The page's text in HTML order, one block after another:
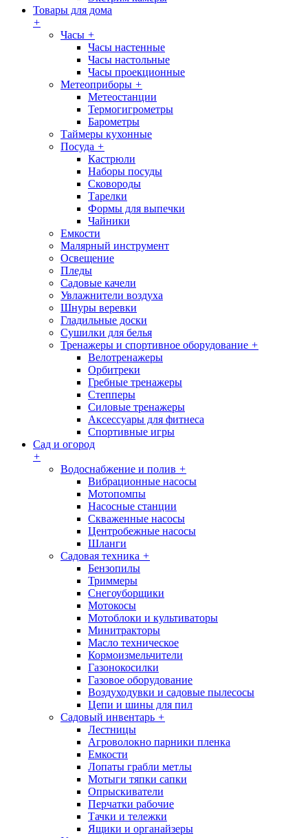
Товары для дома
+
Часы +
Часы настенные
Часы настольные
Часы проекционные
Метеоприборы +
Метеостанции
Термогигрометры
Барометры
Таймеры кухонные
Посуда +
Кастрюли
Наборы посуды
Сковороды
Тарелки
Формы для выпечки
Чайники
Емкости
Малярный инструмент
Освещение
Пледы
Садовые качели
Увлажнители воздуха
Шнуры веревки
Гладильные доски
Сушилки для белья
Тренажеры и спортивное оборудование +
Велотренажеры
Орбитреки
Гребные тренажеры
Степперы
Силовые тренажеры
Аксессуары для фитнеса
Спортивные игры
Сад и огород
+
Водоснабжение и полив +
Вибрационные насосы
Мотопомпы
Насосные станции
Скваженные насосы
Центробежные насосы
Шланги
Садовая техника +
Бензопилы
Триммеры
Снегоуборщики
Мотокосы
Мотоблоки и культиваторы
Минитракторы
Масло техническое
Кормоизмельчители
Газонокосилки
Газовое оборудование
Воздуходувки и садовые пылесосы
Цепи и шины для пил
Садовый инвентарь +
Лестницы
Агроволокно парники пленка
Емкости
Лопаты грабли метлы
Мотыги тяпки сапки
Опрыскиватели
Перчатки рабочие
Тачки и тележки
Ящики и органайзеры